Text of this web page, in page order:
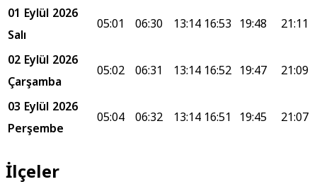
01 Eylül 2026
Salı
05:01 06:30 13:1416:53 19:48
21:11
02 Eylül 2026
Çarşamba
05:02 06:31 13:1416:52 19:47
21:09
03 Eylül 2026
Perşembe
05:04 06:32 13:1416:51 19:45 21:07
İlçeler